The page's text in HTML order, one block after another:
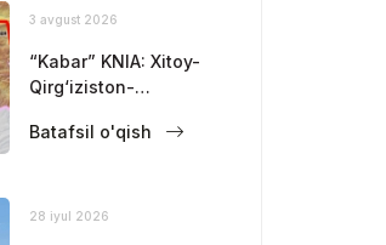
3 avgust 2026
“Kabar” KNIA: Xitoy-
Qirg‘iziston-
qurilishi belgilangan
etmoqda.
Batafsil o'qish
28 iyul 2026